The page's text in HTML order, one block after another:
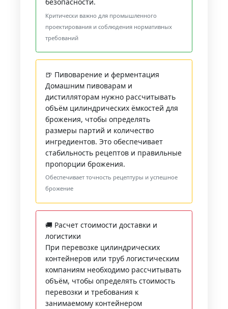
безопасности.
Критически важно для промышленного
проектирования и соблюдения нормативных
требований
🍺 Пивоварение и ферментация
Домашним пивоварам и
дистилляторам нужно рассчитывать
объём цилиндрических ёмкостей для
брожения, чтобы определять
размеры партий и количество
ингредиентов. Это обеспечивает
стабильность рецептов и правильные
пропорции брожения.
Обеспечивает точность рецептуры и успешное
брожение
🚚 Расчет стоимости доставки и
логистики
При перевозке цилиндрических
контейнеров или труб логистическим
компаниям необходимо рассчитывать
объём, чтобы определять стоимость
перевозки и требования к
занимаемому контейнером